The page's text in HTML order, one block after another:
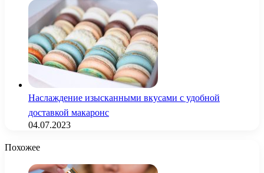
Наслаждение изысканными вкусами с удобной
доставкой макаронс
04.07.2023
Похожее